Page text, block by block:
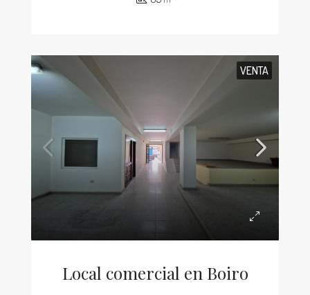
VENTA
Local comercial en Boiro